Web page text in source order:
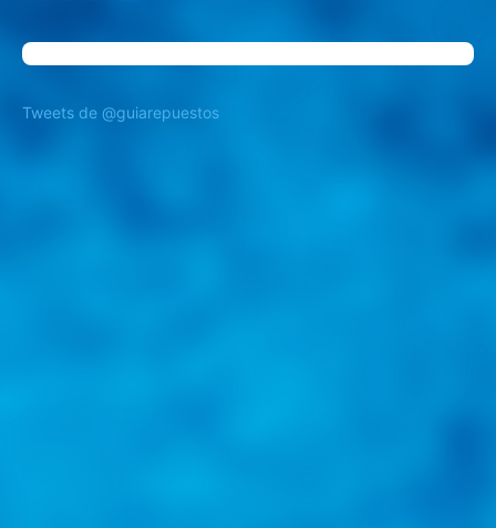
Tweets de @guiarepuestos